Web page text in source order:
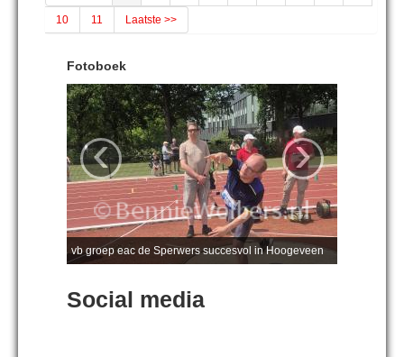
10 11 Laatste >>
Fotoboek
vb groep eac de Sperwers succesvol in Hoogeveen
‹ ›
Social media